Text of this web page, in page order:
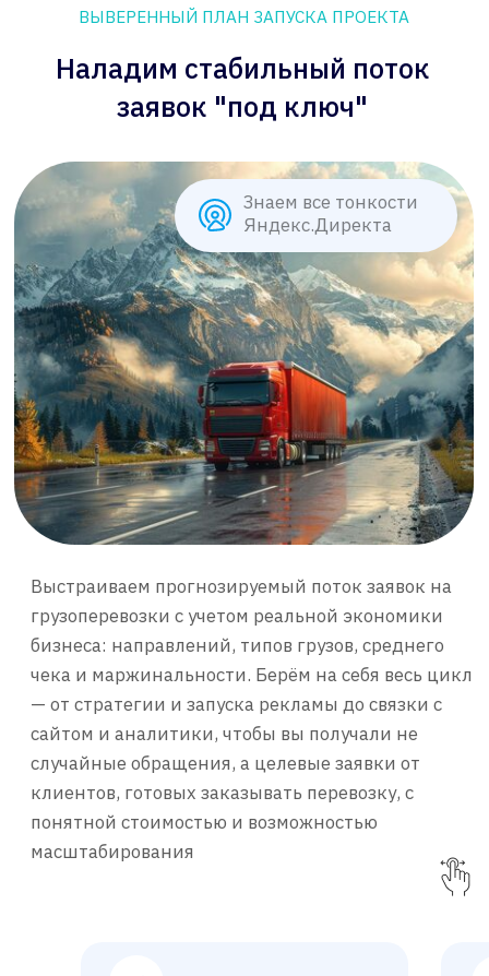
грузоперевозки с учетом реальной экономики
чека и маржинальности. Берём на себя весь цикл
— от стратегии и запуска рекламы до связки с
сайтом и аналитики, чтобы вы получали не
случайные обращения, а целевые заявки от
понятной стоимостью и возможностью
масштабирования